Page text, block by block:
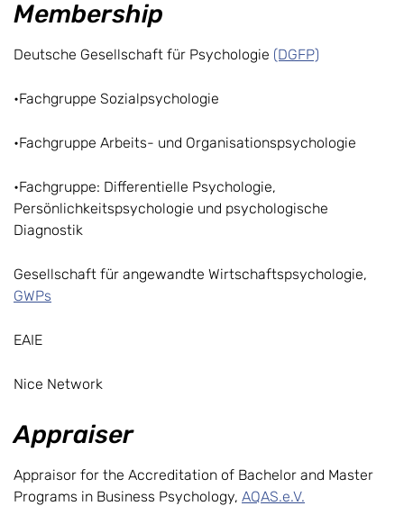
Membership
Deutsche Gesellschaft für Psychologie (DGFP)
•Fachgruppe Sozialpsychologie
•Fachgruppe Arbeits- und Organisationspsychologie
•Fachgruppe: Differentielle Psychologie,
Persönlichkeitspsychologie und psychologische
Diagnostik
Gesellschaft für angewandte Wirtschaftspsychologie,
GWPs
EAIE
Nice Network
Appraiser
Appraisor for the Accreditation of Bachelor and Master
Programs in Business Psychology, AQAS.e.V.